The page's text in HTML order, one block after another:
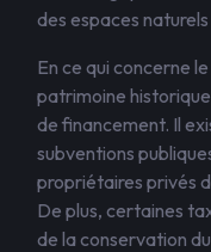
des espaces
En ce qui concerne
patrimoine
de financement. Il
subventions
propriétaires privés
De plus, certaines
de la conservation